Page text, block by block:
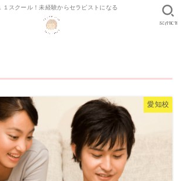
１スクール！未経験からセラピストになる
SEARCH
愛知校